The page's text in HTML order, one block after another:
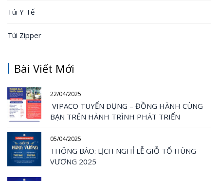
Túi Y Tế
Túi Zipper
Bài Viết Mới
22/04/2025
VIPACO TUYỂN DỤNG – ĐỒNG HÀNH CÙNG
BẠN TRÊN HÀNH TRÌNH PHÁT TRIỂN
05/04/2025
THÔNG BÁO: LỊCH NGHỈ LỄ GIỖ TỔ HÙNG
VƯƠNG 2025